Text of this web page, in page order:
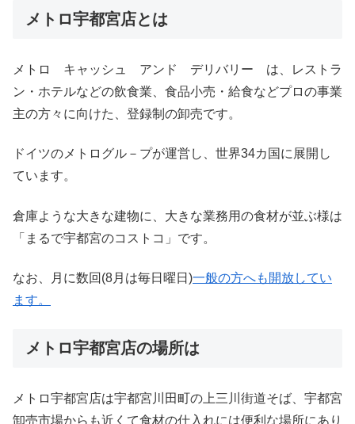
メトロ宇都宮店とは
メトロ キャッシュ アンド デリバリー は、レストラ
ン・ホテルなどの飲食業、食品小売・給食などプロの事業
主の方々に向けた、登録制の卸売です。
ドイツのメトログル－プが運営し、世界34カ国に展開し
ています。
倉庫ような大きな建物に、大きな業務用の食材が並ぶ様は
「まるで宇都宮のコストコ」です。
なお、月に数回(8月は毎日曜日)一般の方へも開放してい
ます。
メトロ宇都宮店の場所は
メトロ宇都宮店は宇都宮川田町の上三川街道そば、宇都宮
卸売市場からも近くて食材の仕入れには便利な場所にあり